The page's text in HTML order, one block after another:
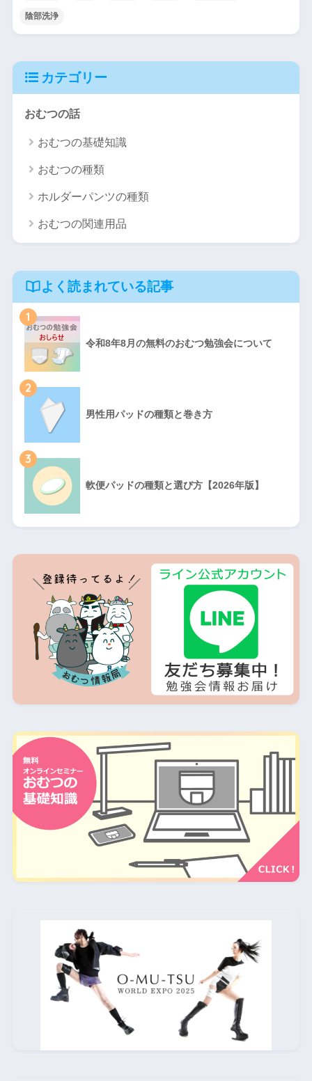
陰部洗浄
カテゴリー
おむつの話
おむつの基礎知識
おむつの種類
ホルダーパンツの種類
おむつの関連用品
よく読まれている記事
1
令和8年8月の無料のおむつ勉強会について
2
男性用パッドの種類と巻き方
3
軟便パッドの種類と選び方【2026年版】